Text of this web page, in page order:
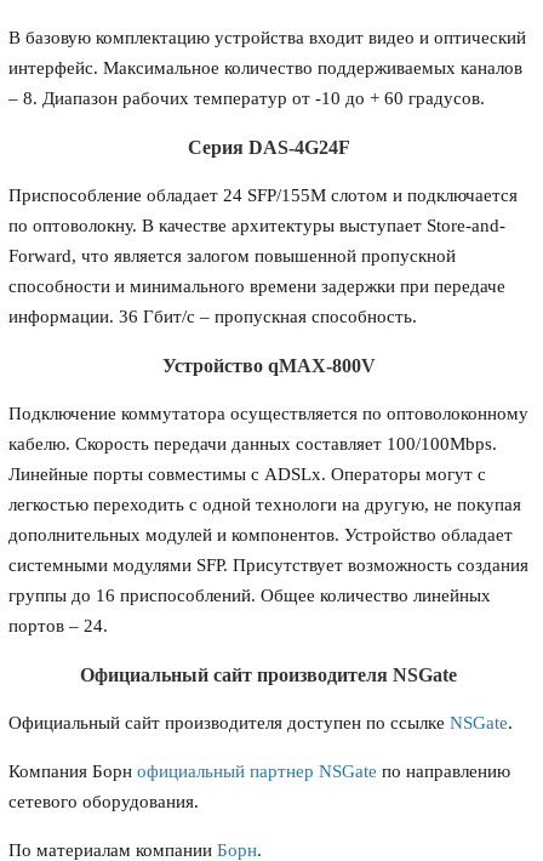
В базовую комплектацию устройства входит видео и оптический
интерфейс. Максимальное количество поддерживаемых каналов
– 8. Диапазон рабочих температур от -10 до + 60 градусов.
Серия DAS-4G24F
Приспособление обладает 24 SFP/155M слотом и подключается
по оптоволокну. В качестве архитектуры выступает Store-and-
Forward, что является залогом повышенной пропускной
способности и минимального времени задержки при передаче
информации. 36 Гбит/с – пропускная способность.
Устройство qMAX-800V
Подключение коммутатора осуществляется по оптоволоконному
кабелю. Скорость передачи данных составляет 100/100Mbps.
Линейные порты совместимы с ADSLx. Операторы могут с
легкостью переходить с одной технологи на другую, не покупая
дополнительных модулей и компонентов. Устройство обладает
системными модулями SFP. Присутствует возможность создания
группы до 16 приспособлений. Общее количество линейных
портов – 24.
Официальный сайт производителя NSGate
Официальный сайт производителя доступен по ссылкеNSGate.
Компания Борнофициальный партнер NSGate по направлению
сетевого оборудования.
По материалам компанииБорн.